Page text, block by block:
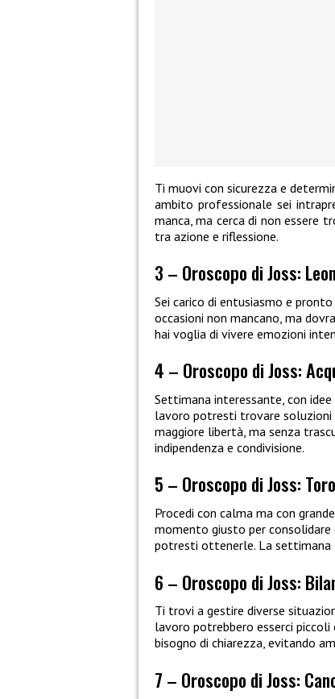
Ti muovi con sicurezza e
ambito professionale sei
manca, ma cerca di non essere
tra azione e riflessione.
3 – Oroscopo di Joss:
Sei carico di entusiasmo e
occasioni non mancano, ma
hai voglia di vivere emozioni
4 – Oroscopo di Joss:
Settimana interessante, con
lavoro potresti trovare soluzioni
maggiore libertà, ma senza
indipendenza e condivisione.
5 – Oroscopo di Joss: Toro
Procedi con calma ma con
momento giusto per consolidare
potresti ottenerle. La settimana
6 – Oroscopo di Joss:
Ti trovi a gestire diverse
lavoro potrebbero esserci
bisogno di chiarezza, evitando
7 – Oroscopo di Joss: